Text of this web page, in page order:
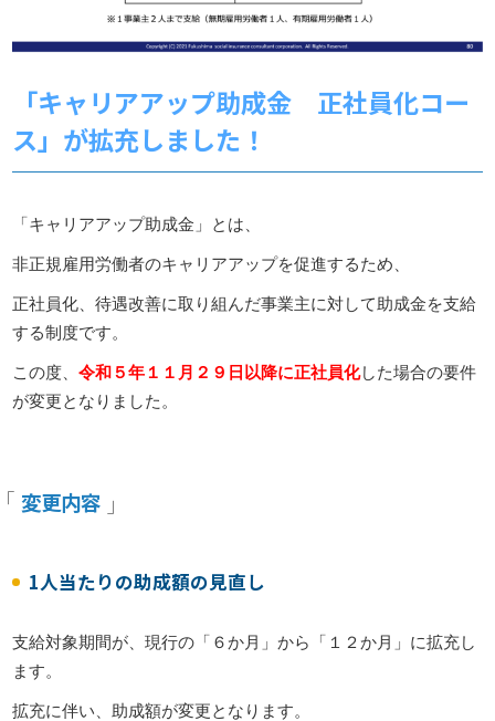
「キャリアアップ助成金 正社員化コー
ス」が拡充しました！
「キャリアアップ助成金」とは、
非正規雇用労働者のキャリアアップを促進するため、
正社員化、待遇改善に取り組んだ事業主に対して助成金を支給
する制度です。
この度、令和５年１１月２９日以降に正社員化した場合の要件
が変更となりました。
変更内容
1人当たりの助成額の見直し
支給対象期間が、現行の「６か月」から「１２か月」に拡充し
ます。
拡充に伴い、助成額が変更となります。